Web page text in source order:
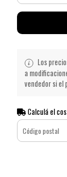
Los
a
vendedor si el
Calculá el